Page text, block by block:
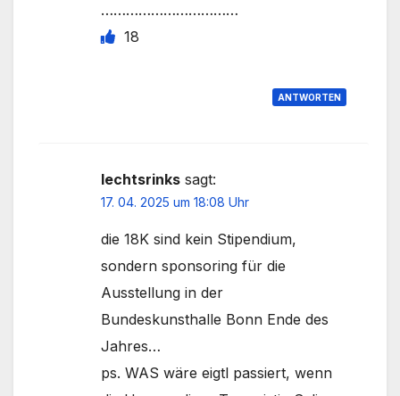
……………………………
18
ANTWORTEN
lechtsrinks sagt:
17. 04. 2025 um 18:08 Uhr
die 18K sind kein Stipendium,
sondern sponsoring für die
Ausstellung in der
Bundeskunsthalle Bonn Ende des
Jahres…
ps. WAS wäre eigtl passiert, wenn